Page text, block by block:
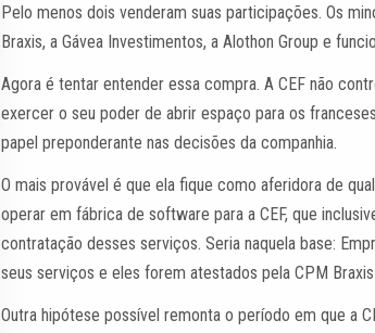
Pelo menos dois venderam suas participações. Os
Braxis, a Gávea Investimentos, a Alothon Group e
Agora é tentar entender essa compra. A CEF não
exercer o seu poder de abrir espaço para os
papel preponderante nas decisões da companhia.
O mais provável é que ela fique como aferidora de
operar em fábrica de software para a CEF, que
contratação desses serviços. Seria naquela base:
seus serviços e eles forem atestados pela CPM Braxis
Outra hipótese possível remonta o período em que a